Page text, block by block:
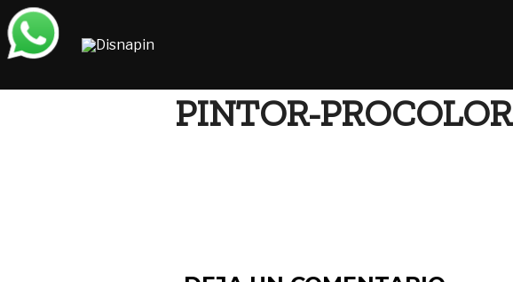
Saltar
al
contenido
PINTOR-PROCOLOR